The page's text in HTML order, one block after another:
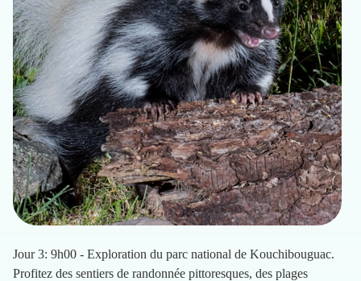
Jour 3: 9h00 - Exploration du parc national de Kouchibouguac.
Profitez des sentiers de randonnée pittoresques, des plages